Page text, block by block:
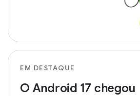
EM DESTAQUE
O Android 17 chegou